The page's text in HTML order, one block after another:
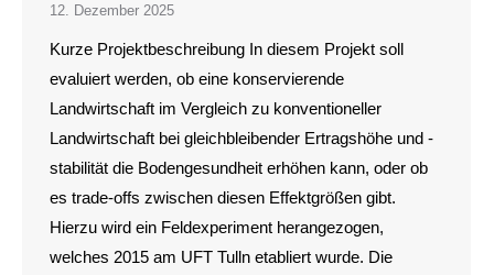
12. Dezember 2025
Kurze Projektbeschreibung In diesem Projekt soll
evaluiert werden, ob eine konservierende
Landwirtschaft im Vergleich zu konventioneller
Landwirtschaft bei gleichbleibender Ertragshöhe und -
stabilität die Bodengesundheit erhöhen kann, oder ob
es trade-offs zwischen diesen Effektgrößen gibt.
Hierzu wird ein Feldexperiment herangezogen,
welches 2015 am UFT Tulln etabliert wurde. Die